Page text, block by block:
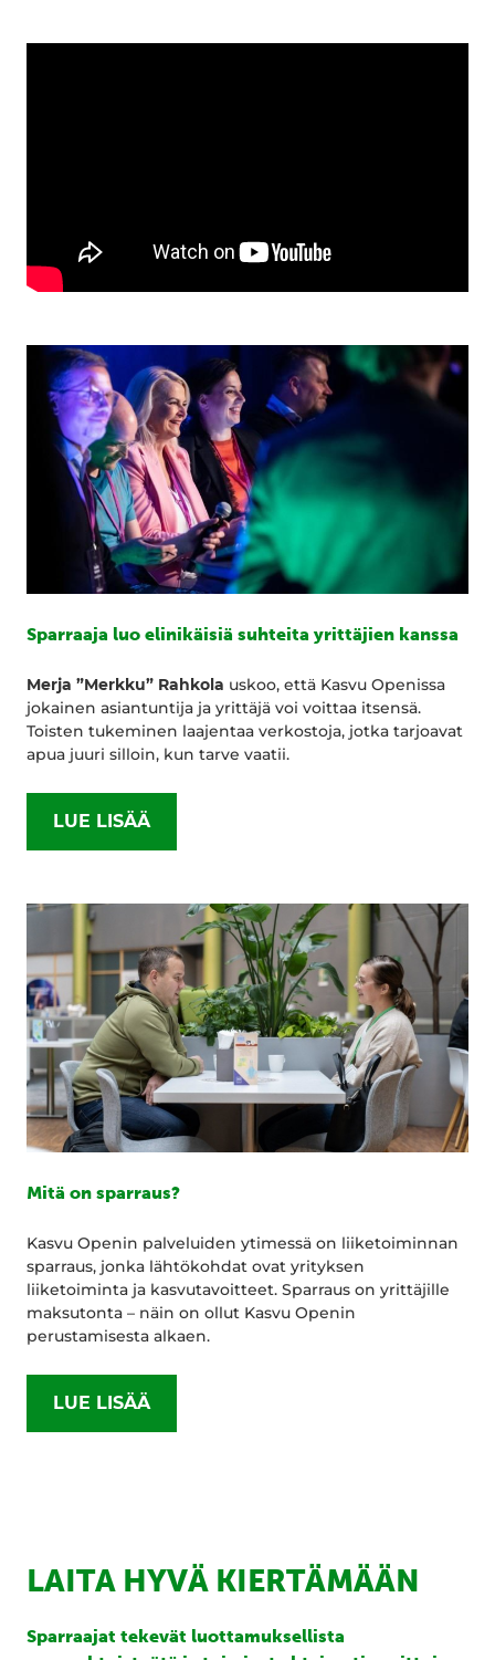
Sparraaja luo elinikäisiä suhteita yrittäjien kanssa
Merja ”Merkku” Rahkola uskoo, että Kasvu Openissa
jokainen asiantuntija ja yrittäjä voi voittaa itsensä.
Toisten tukeminen laajentaa verkostoja, jotka tarjoavat
apua juuri silloin, kun tarve vaatii.
LUE LISÄÄ
Mitä on sparraus?
Kasvu Openin palveluiden ytimessä on liiketoiminnan
sparraus, jonka lähtökohdat ovat yrityksen
liiketoiminta ja kasvutavoitteet. Sparraus on yrittäjille
maksutonta – näin on ollut Kasvu Openin
perustamisesta alkaen.
LUE LISÄÄ
LAITA HYVÄ KIERTÄMÄÄN
Sparraajat tekevät luottamuksellista